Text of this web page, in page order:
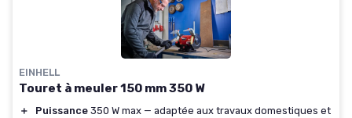
EINHELL
Touret à meuler 150 mm 350 W
＋ Puissance 350 W max — adaptée aux travaux domestiques et